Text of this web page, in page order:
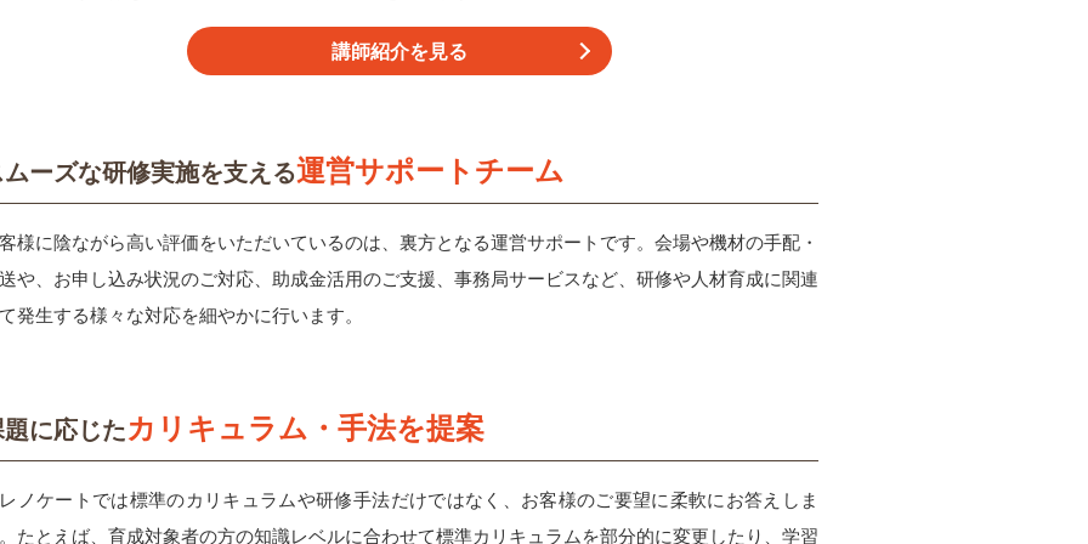
講師紹介を見る
ーズな研修実施を支える運営サポートチーム
様に陰ながら高い評価をいただいているのは、裏方となる運営サポートです。会場や機材の手配・
や、お申し込み状況のご対応、助成金活用のご支援、事務局サービスなど、研修や人材育成に関連
発生する様々な対応を細やかに行います。
に応じたカリキュラム・手法を提案
レノケートでは標準のカリキュラムや研修手法だけではなく、お客様のご要望に柔軟にお答えしま
たとえば、育成対象者の方の知識レベルに合わせて標準カリキュラムを部分的に変更したり、学習